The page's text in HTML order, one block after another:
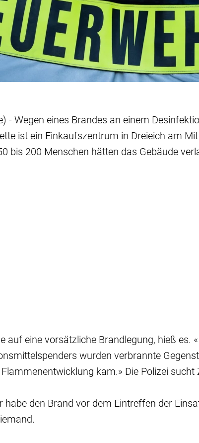
- Wegen eines Brandes an einem
ist ein Einkaufszentrum in Dreieich am
bis 200 Menschen hätten das Gebäude
auf eine vorsätzliche Brandlegung, hieß es.
wurden verbrannte
kam.» Die Polizei sucht
habe den Brand vor dem Eintreffen der